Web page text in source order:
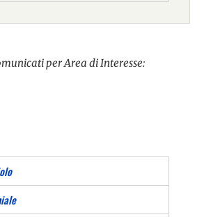
per Area di Interesse: